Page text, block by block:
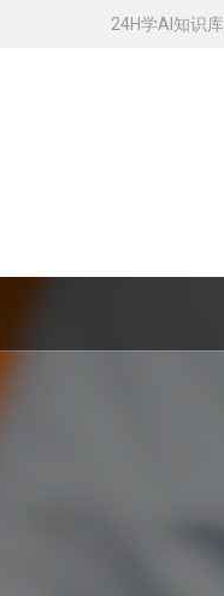
24H学AI知识